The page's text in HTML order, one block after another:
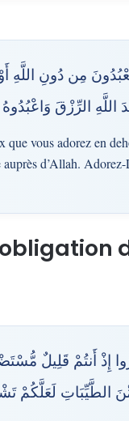
تَعْبُدُونَ مِن دُونِ اللَّهِ
اللَّهِ الرِّزْقَ
que vous adorez en
d’Allah.
إِذْ أَنتُمْ قَلِيلٌ
الطَّيِّبَاتِ لَعَلَّكُمْ